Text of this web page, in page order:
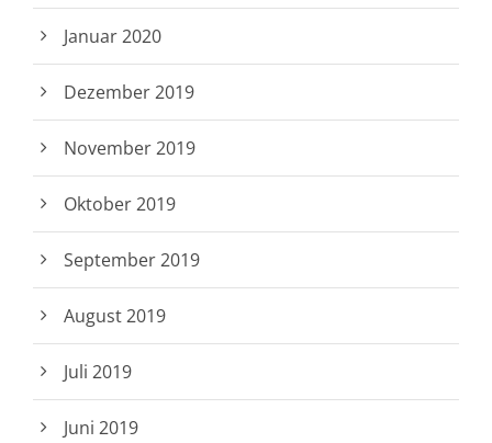
Januar 2020
Dezember 2019
November 2019
Oktober 2019
September 2019
August 2019
Juli 2019
Juni 2019